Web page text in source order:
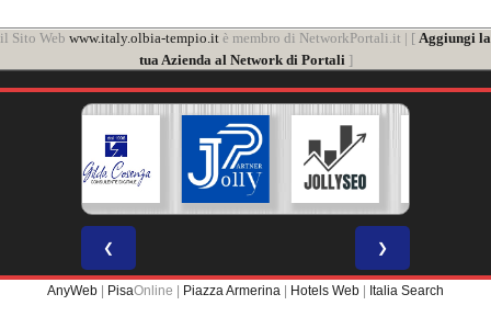
il Sito Web www.italy.olbia-tempio.it è membro di NetworkPortali.it | [ Aggiungi la
tua Azienda al Network di Portali ]
❮ ❯
AnyWeb | PisaOnline | Piazza Armerina | Hotels Web | Italia Search